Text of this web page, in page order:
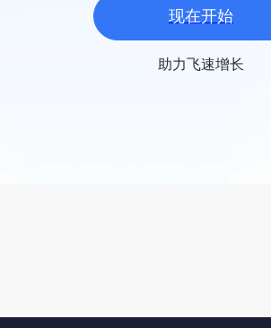
现在开始
助力飞速增长